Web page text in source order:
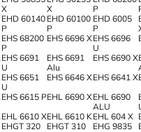
X
X
P
EHD 60140
P
EHD 60100
P
EHD 6005
P
EHS 68200
P
EHS 6696 XEHS 6696
U
EHS 6691
U
EHS 6691
Alu
EHS 6690 X
EHS 6651
U
EHS 6646 XEHS 6641 X
EHS 6615 PEHL 6690 XEHL 6690
ALU
EHL 6610 XEHL 6610 KEHL 604 X
EHGT 320
EHGT 310
EHG 9835